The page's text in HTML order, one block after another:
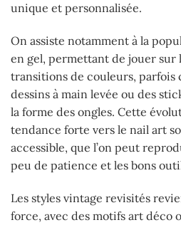
unique et personnalisée.
On assiste notamment à la
en gel, permettant de jouer sur
transitions de couleurs, parfois
dessins à main levée ou des
la forme des ongles. Cette
tendance forte vers le nail art
accessible, que l’on peut
peu de patience et les bons
Les styles vintage revisités
force, avec des motifs art déco